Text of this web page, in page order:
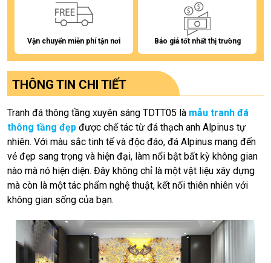
Vận chuyển miễn phí tận nơi Báo giá tốt nhất thị trường
THÔNG TIN CHI TIẾT
Tranh đá thông tầng xuyên sáng TDTT05 là mẫu tranh đá
thông tầng đẹp được chế tác từ đá thạch anh Alpinus tự
nhiên. Với màu sắc tinh tế và độc đáo, đá Alpinus mang đến
vẻ đẹp sang trọng và hiện đại, làm nổi bật bất kỳ không gian
nào mà nó hiện diện. Đây không chỉ là một vật liệu xây dựng
mà còn là một tác phẩm nghệ thuật, kết nối thiên nhiên với
không gian sống của bạn.